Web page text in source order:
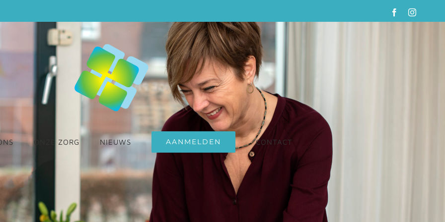
Facebook
ONZE ZORG NIEUWS AANMELDEN CONTACT